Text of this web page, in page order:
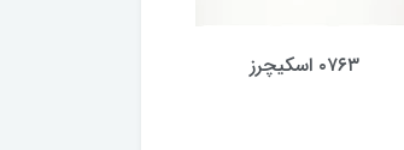
۰۷۶۳ اسکیچرز